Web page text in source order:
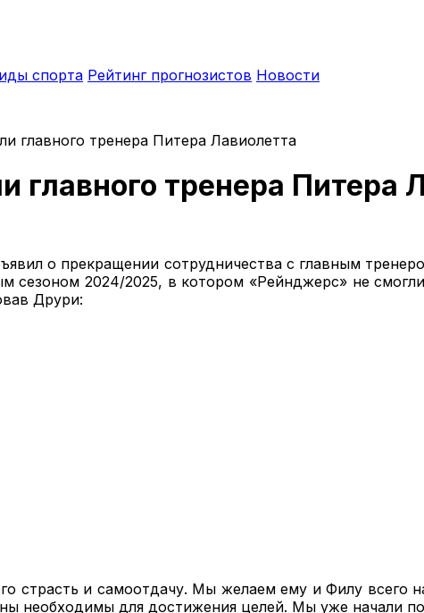
спорта Рейтинг прогнозистов Новости
главного тренера Питера Лавиолетта
тренера Питера
о прекращении сотрудничества с главным
сезоном 2024/2025, в котором «Рейнджерс» не
Друри:
страсть и самоотдачу. Мы желаем ему и Филу всего
необходимы для достижения целей. Мы уже начали